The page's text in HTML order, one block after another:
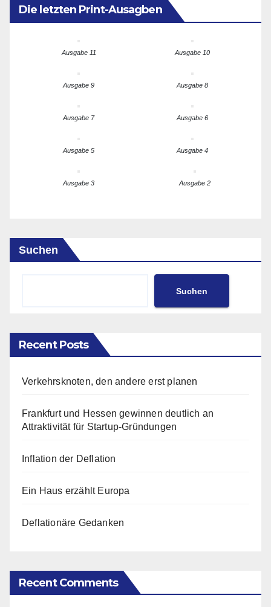
Die letzten Print-Ausagben
Ausgabe 11 Ausgabe 10
Ausgabe 9 Ausgabe 8
Ausgabe 7 Ausgabe 6
Ausgabe 5 Ausgabe 4
Ausgabe 3 Ausgabe 2
Suchen
Suchen
Recent Posts
Verkehrsknoten, den andere erst planen
Frankfurt und Hessen gewinnen deutlich an
Attraktivität für Startup-Gründungen
Inflation der Deflation
Ein Haus erzählt Europa
Deflationäre Gedanken
Recent Comments